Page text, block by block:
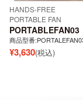
HANDS-FREE
PORTABLE FAN
PORTABLEFAN03
商品型番
¥3,630(税込)